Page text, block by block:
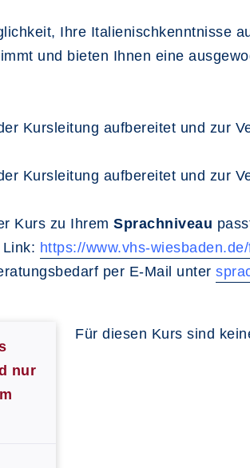
Ihre Italienischkenntnisse
und bieten Ihnen eine
Kursleitung aufbereitet und zur
Kursleitung aufbereitet und zur
Kurs zu Ihrem Sprachniveau
https://www.vhs-
per E-Mail unter
nur
Für diesen Kurs sind